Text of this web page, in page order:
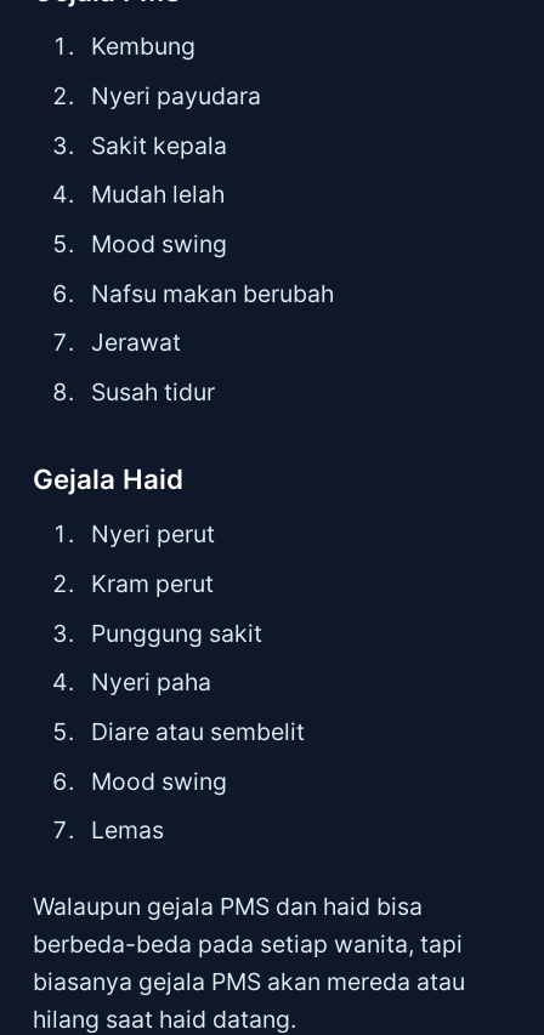
Kembung
Nyeri payudara
Sakit kepala
Mudah lelah
Mood swing
Nafsu makan berubah
Jerawat
Susah tidur
Gejala Haid
Nyeri perut
Kram perut
Punggung sakit
Nyeri paha
Diare atau sembelit
Mood swing
Lemas
Walaupun gejala PMS dan haid bisa
berbeda-beda pada setiap wanita, tapi
biasanya gejala PMS akan mereda atau
hilang saat haid datang.